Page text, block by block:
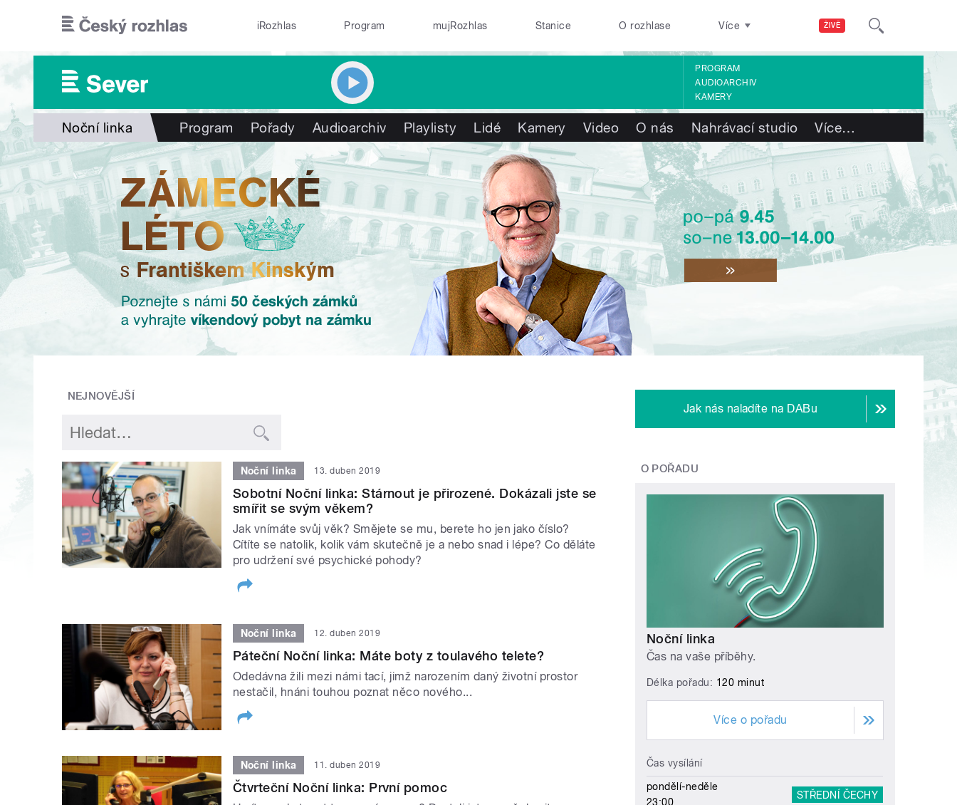
ŽIVĚ
iRozhlas Program mujRozhlas Stanice O rozhlase Více
PROGRAM
AUDIOARCHIV
KAMERY
Noční linka Program Pořady Audioarchiv Playlisty Lidé Kamery Video O nás Nahrávací studio Více…
NEJNOVĚJŠÍ
Noční linka 13. duben 2019
Sobotní Noční linka: Stárnout je přirozené. Dokázali jste se
smířit se svým věkem?
Jak vnímáte svůj věk? Smějete se mu, berete ho jen jako číslo?
Cítíte se natolik, kolik vám skutečně je a nebo snad i lépe? Co děláte
pro udržení své psychické pohody?
Noční linka 12. duben 2019
Páteční Noční linka: Máte boty z toulavého telete?
Odedávna žili mezi námi tací, jimž narozením daný životní prostor
nestačil, hnáni touhou poznat něco nového...
Noční linka 11. duben 2019
Čtvrteční Noční linka: První pomoc
Jak nás naladíte na DABu
O POŘADU
Noční linka
Čas na vaše příběhy.
Délka pořadu: 120 minut
Více o pořadu
Čas vysílání
pondělí-neděle
23:00
STŘEDNÍ ČECHY